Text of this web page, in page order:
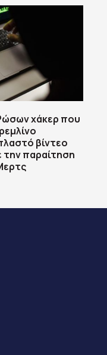
χάκερ που
βίντεο
την παραίτηση